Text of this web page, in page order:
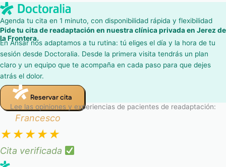
Agenda tu cita en 1 minuto, con disponibilidad rápida y flexibilidad
Pide tu cita de readaptación en nuestra clínica privada en Jerez de
la Frontera.
En Ansar nos adaptamos a tu rutina: tú eliges el día y la hora de tu
sesión desde Doctoralia. Desde la primera visita tendrás un plan
claro y un equipo que te acompaña en cada paso para que dejes
atrás el dolor.
Reservar cita
Lee las opiniones y experiencias de pacientes de readaptación:
Francesco
★★★★★
Cita verificada